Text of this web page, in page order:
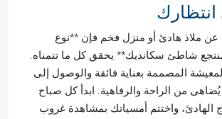
ملاذ هادئ أو منزل فخم فإن **نوع
شاطئ سكانديك** يحقق كل ما تتمناه.
المصممة بعناية فائقة والوصول إلى
يُضاهى من الراحة والرفاهية. ابدأ كل صباح
الهادئ، واختتم أمسياتك بمشاهدة غروب